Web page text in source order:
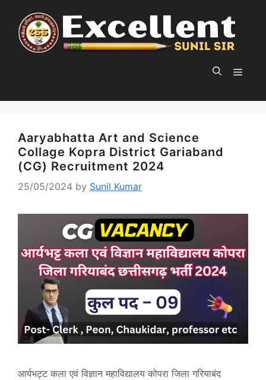
content
Aaryabhatta Art and Science
Collage Kopra District Gariaband
(CG) Recruitment 2024
25/05/2024 by Sunil Kumar
आर्यभट्ट कला एवं विज्ञान महाविद्यालय कोपरा जिला गरियाबंद